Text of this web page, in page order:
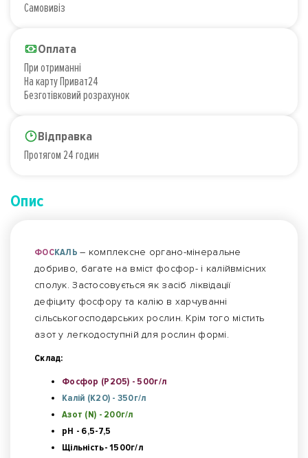
Самовивіз
Оплата
При отриманні
На карту Приват24
Безготівковий розрахунок
Відправка
Протягом 24 годин
Опис
ФОСКАЛЬ – комплексне органо-мінеральне
добриво, багате на вміст фосфор- і калійвмісних
сполук. Застосовується як засіб ліквідації
дефіциту фосфору та калію в харчуванні
сільськогосподарських рослин. Крім того містить
азот у легкодоступній для рослин формі.
Склад:
Фосфор (P2O5) - 500г/л
Калій (K2O) - 350г/л
Азот (N) - 200г/л
pH - 6,5-7,5
Щільність- 1500г/л